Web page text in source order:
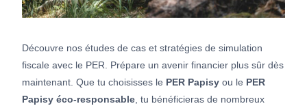
Découvre nos études de cas et stratégies de simulation
fiscale avec le PER. Prépare un avenir financier plus sûr dès
maintenant. Que tu choisisses le PER Papisy ou le PER
Papisy éco-responsable , tu bénéficieras de nombreux